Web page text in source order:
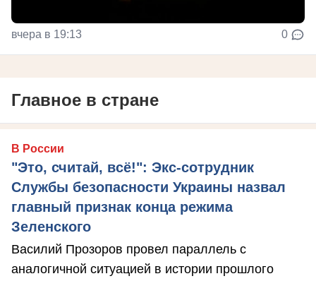
вчера в 19:13 0
Главное в стране
В России
"Это, считай, всё!": Экс-сотрудник
Службы безопасности Украины назвал
главный признак конца режима
Зеленского
Василий Прозоров провел параллель с
аналогичной ситуацией в истории прошлого